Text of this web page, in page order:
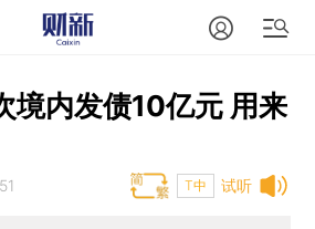
境内发债10亿元 用来
试听
T中